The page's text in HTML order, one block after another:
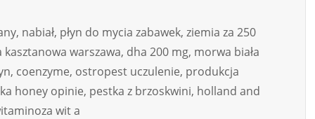
nabiał, płyn do mycia zabawek, ziemia za 250
warszawa, dha 200 mg, morwa biała
coenzyme, ostropest uczulenie, produkcja
honey opinie, pestka z brzoskwini, holland and
wit a